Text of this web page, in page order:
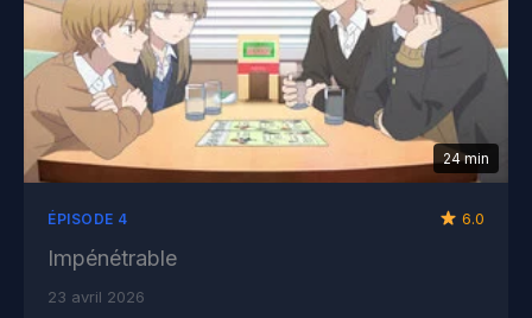
24 min
ÉPISODE 4 6.0
Impénétrable
23 avril 2026